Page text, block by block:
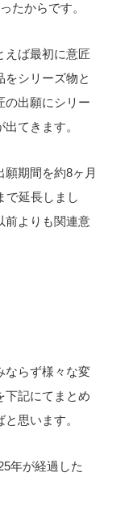
たからです。
えば最初に意匠
シリーズ物と
の出願にシリー
てきます。
期間を約8ヶ月
で延長しまし
前よりも関連意
ならず様々な変
下記にてまとめ
思います。
年が経過した